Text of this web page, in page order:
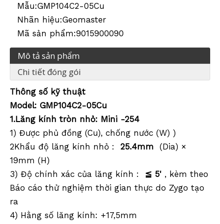
Mẫu:GMP104C2-05Cu
Nhãn hiệu:Geomaster
Mã sản phẩm:9015900090
Mô tả sản phẩm
Chi tiết đóng gói
Thông số kỹ thuật
Model: GMP104C2-05Cu
1.Lăng kính tròn nhỏ: Mini -254
1) Được phủ đồng (Cu), chống nước (W) )
2Khẩu độ lăng kính nhỏ : 25.4mm (Dia) ×
19mm (H)
3) Độ chính xác của lăng kính : ≦ 5' , kèm theo
Báo cáo thử nghiệm thời gian thực do Zygo tạo
ra
4) Hằng số lăng kính: +17,5mm